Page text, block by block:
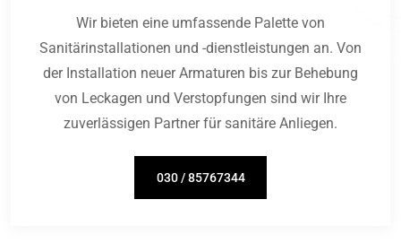
Wir bieten eine umfassende Palette von
Sanitärinstallationen und -dienstleistungen an. Von
der Installation neuer Armaturen bis zur Behebung
von Leckagen und Verstopfungen sind wir Ihre
zuverlässigen Partner für sanitäre Anliegen.
030 / 85767344